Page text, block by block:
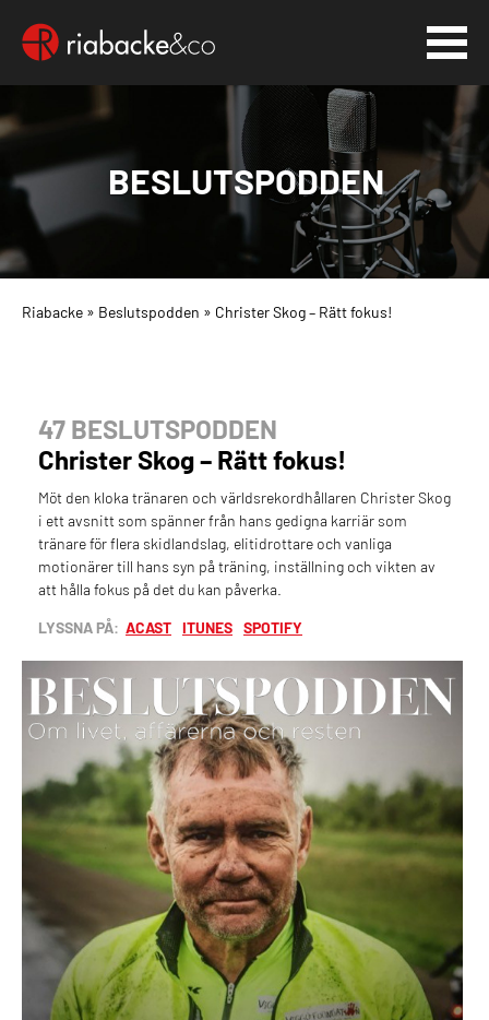
BESLUTSPODDEN
Riabacke » Beslutspodden » Christer Skog – Rätt fokus!
47 BESLUTSPODDEN
Christer Skog – Rätt fokus!
Möt den kloka tränaren och världsrekordhållaren Christer Skog
i ett avsnitt som spänner från hans gedigna karriär som
tränare för flera skidlandslag, elitidrottare och vanliga
motionärer till hans syn på träning, inställning och vikten av
att hålla fokus på det du kan påverka.
LYSSNA PÅ: ACAST ITUNES SPOTIFY